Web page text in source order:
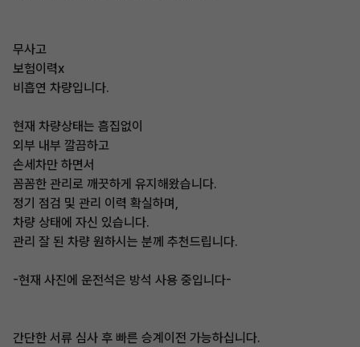
무사고
보험이력x
비흡연 차량입니다.
현재 차량상태는 흠집없이
외부 내부 깔끔하고
손세차만 하면서
꼼꼼한 관리로 깨끗하게 유지해왔습니다.
정기 점검 및 관리 이력 확실하며,
차량 상태에 자신 있습니다.
관리 잘 된 차량 원하시는 분께 추천드립니다.
-현재 사진에 운전석은 방석 사용 중입니다-
간단한 서류 심사 후 빠른 승계이전 가능하십니다.